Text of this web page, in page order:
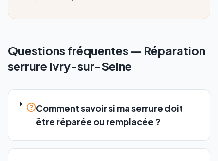
Questions fréquentes — Réparation
serrure Ivry-sur-Seine
Comment savoir si ma serrure doit
être réparée ou remplacée ?